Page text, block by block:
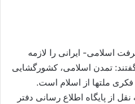
اسلامی- ایرانی را لازمه
تمدن اسلامی، کشورگشایی
فکری ملتها از اسلام است.
از پایگاه اطلاع رسانی دفتر